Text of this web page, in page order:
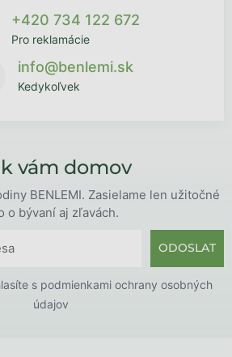
+420 734 122 672
Pro reklamácie
info@benlemi.sk
Kedykoľvek
vám domov
BENLEMI. Zasielame len užitočné
o bývaní aj zľavách.
ODOSLAT
s podmienkami ochrany osobných
údajov